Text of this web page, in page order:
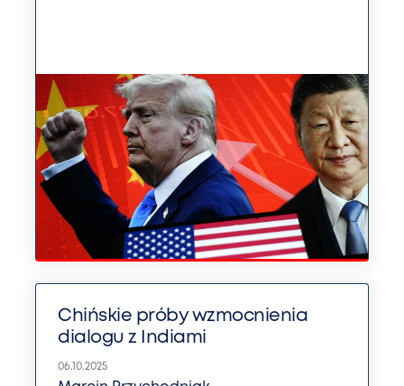
Chińskie próby wzmocnienia
dialogu z Indiami
06.10.2025